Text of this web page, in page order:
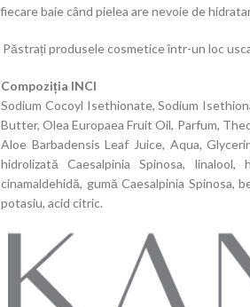
fiecare baie când pielea are nevoie de
Păstrați produsele cosmetice într-un loc
Compoziția INCI
Sodium Cocoyl Isethionate, Sodium
Butter, Olea Europaea Fruit Oil, Parfum,
Aloe Barbadensis Leaf Juice, Aqua,
hidrolizată Caesalpinia Spinosa, linalool,
cinamaldehidă, gumă Caesalpinia Spinosa,
potasiu, acid citric.